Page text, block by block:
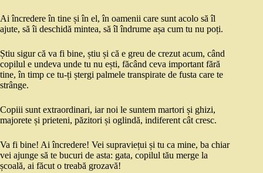
Ai încredere în tine și în el, în oamenii care sunt acolo să îl
ajute, să îi deschidă mintea, să îl îndrume așa cum tu nu poți.
Știu sigur că va fi bine, știu și că e greu de crezut acum, când
copilul e undeva unde tu nu ești, făcând ceva important fără
tine, în timp ce tu-ți ștergi palmele transpirate de fusta care te
strânge.
Copiii sunt extraordinari, iar noi le suntem martori și ghizi,
majorete și prieteni, păzitori și oglindă, indiferent cât cresc.
Va fi bine! Ai încredere! Vei supraviețui și tu ca mine, ba chiar
vei ajunge să te bucuri de asta: gata, copilul tău merge la
școală, ai făcut o treabă grozavă!